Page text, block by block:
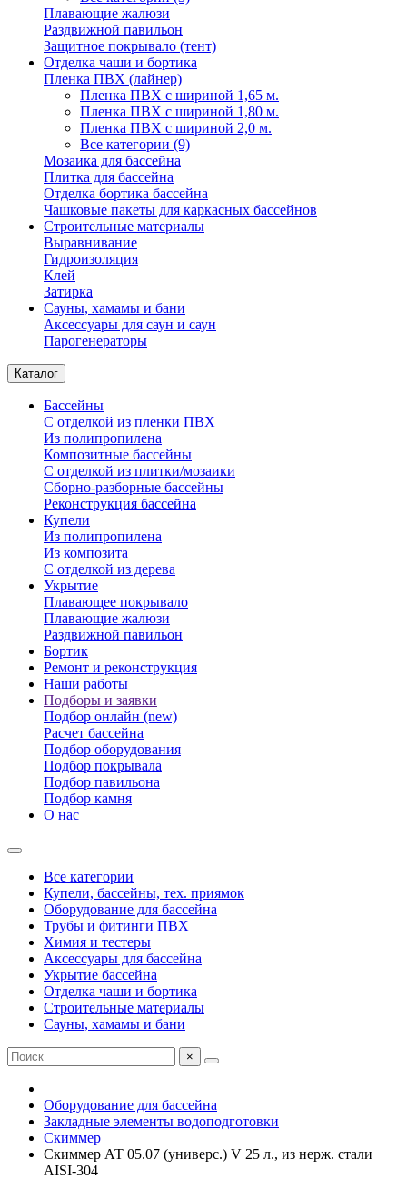
Плавающие жалюзи
Раздвижной павильон
Защитное покрывало (тент)
Отделка чаши и бортика
Пленка ПВХ (лайнер)
Пленка ПВХ с шириной 1,65 м.
Пленка ПВХ с шириной 1,80 м.
Пленка ПВХ с шириной 2,0 м.
Все категории (9)
Мозаика для бассейна
Плитка для бассейна
Отделка бортика бассейна
Чашковые пакеты для каркасных бассейнов
Строительные материалы
Выравнивание
Гидроизоляция
Клей
Затирка
Сауны, хамамы и бани
Аксессуары для саун и саун
Парогенераторы
Каталог
Бассейны
С отделкой из пленки ПВХ
Из полипропилена
Композитные бассейны
С отделкой из плитки/мозаики
Сборно-разборные бассейны
Реконструкция бассейна
Купели
Из полипропилена
Из композита
С отделкой из дерева
Укрытие
Плавающее покрывало
Плавающие жалюзи
Раздвижной павильон
Бортик
Ремонт и реконструкция
Наши работы
Подборы и заявки
Подбор онлайн (new)
Расчет бассейна
Подбор оборудования
Подбор покрывала
Подбор павильона
Подбор камня
О нас
Все категории
Купели, бассейны, тех. приямок
Оборудование для бассейна
Трубы и фитинги ПВХ
Химия и тестеры
Аксессуары для бассейна
Укрытие бассейна
Отделка чаши и бортика
Строительные материалы
Сауны, хамамы и бани
×
Оборудование для бассейна
Закладные элементы водоподготовки
Скиммер
Скиммер АТ 05.07 (универс.) V 25 л., из нерж. стали
AISI-304